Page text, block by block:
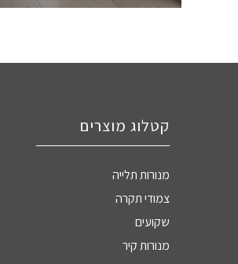
קטלוג מוצרים
מנורות תלייה
צמודי תקרה
שקועים
מנורות קיר